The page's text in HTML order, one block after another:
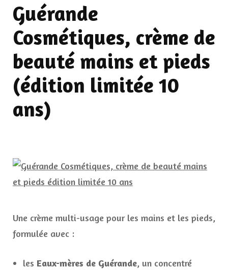
Guérande
Cosmétiques, crème de
beauté mains et pieds
(édition limitée 10
ans)
Une crème multi-usage pour les mains et les pieds,
formulée avec :
les Eaux-mères de Guérande, un concentré